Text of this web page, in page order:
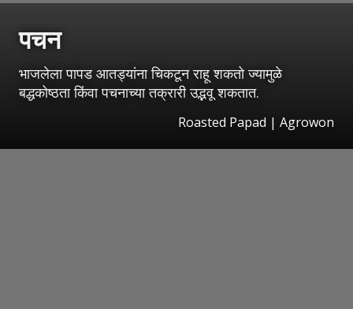
पचन
भाजलेला पापड आतड्यांना चिकटून राहू शकतो ज्यामुळे
बद्धकोष्ठता किंवा पचनाच्या तक्रारी उद्भवू शकतात.
Roasted Papad | Agrowon